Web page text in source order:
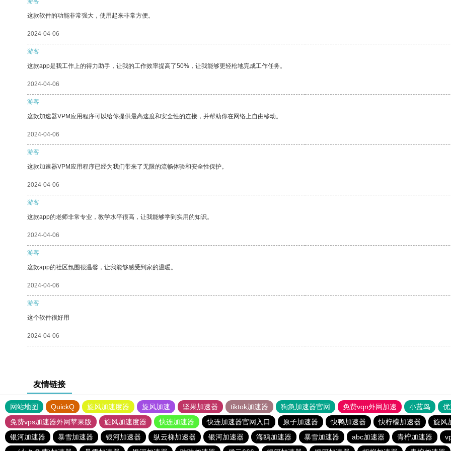
这款软件的功能非常强大，使用起来非常方便。
2024-04-06
游客
这款app是我工作上的得力助手，让我的工作效率提高了50%，让我能够更轻松地完成工作任务。
2024-04-06
游客
这款加速器VPM应用程序可以给你提供最高速度和安全性的连接，并帮助你在网络上自由移动。
2024-04-06
游客
这款加速器VPM应用程序已经为我们带来了无限的流畅体验和安全性保护。
2024-04-06
游客
这款app的老师非常专业，教学水平很高，让我能够学到实用的知识。
2024-04-06
游客
这款app的社区氛围很温馨，让我能够感受到家的温暖。
2024-04-06
游客
这个软件很好用
2024-04-06
友情链接
网站地图 QuickQ 旋风加速度器 旋风加速 坚果加速器 tiktok加速器 狗急加速器官网 免费vqn外网加速 小蓝鸟
免费vps加速器外网苹果版
旋风加速度器 快连加速器 快连加速器官网入口 原子加速器 快鸭加速器 快柠檬加速器
旋风
银河加速器
暴雪加速器 银河加速器 纵云梯加速器 银河加速器 海鸥加速器 暴雪加速器 abc加速器 青柠加速器